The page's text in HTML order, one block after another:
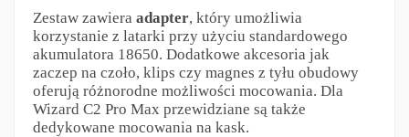
Zestaw zawiera adapter, który umożliwia
korzystanie z latarki przy użyciu standardowego
akumulatora 18650. Dodatkowe akcesoria jak
zaczep na czoło, klips czy magnes z tyłu obudowy
oferują różnorodne możliwości mocowania. Dla
Wizard C2 Pro Max przewidziane są także
dedykowane mocowania na kask.